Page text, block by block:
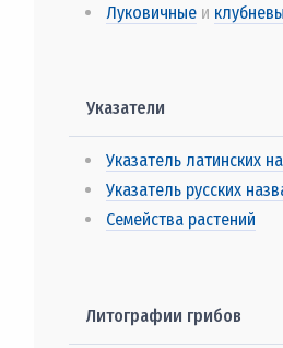
Луковичныеи
Указатели
Указатель латинских
Указатель русских
Семейства растений
Литографии грибов